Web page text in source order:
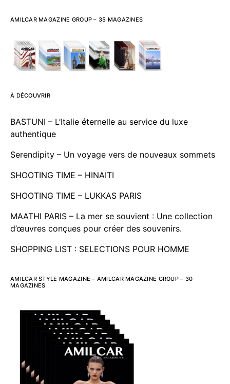
AMILCAR MAGAZINE GROUP – 35 MAGAZINES
À DÉCOUVRIR
BASTUNI – L’Italie éternelle au service du luxe
authentique
Serendipity – Un voyage vers de nouveaux sommets
SHOOTING TIME – HINAITI
SHOOTING TIME – LUKKAS PARIS
MAATHI PARIS – La mer se souvient : Une collection
d’œuvres conçues pour créer des souvenirs.
SHOPPING LIST : SELECTIONS POUR HOMME
AMILCAR STYLE MAGAZINE – AMILCAR MAGAZINE GROUP – 30
MAGAZINES